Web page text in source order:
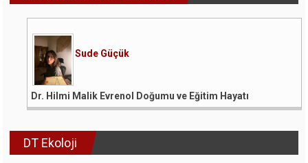
Sude Güçük
Dr. Hilmi Malik Evrenol Doğumu ve Eğitim Hayatı
DT Ekoloji